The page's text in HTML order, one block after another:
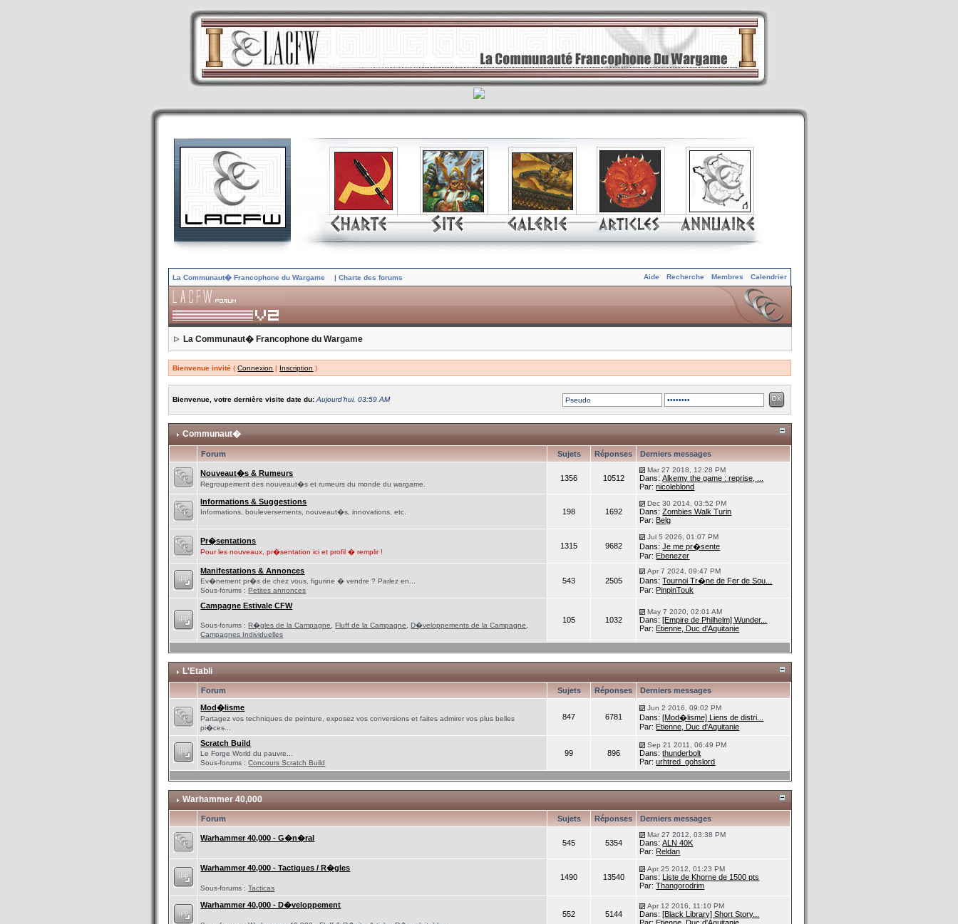
La Communaut� Francophone du Wargame | Charte des forums Aide Recherche Membres Calendrier
La Communaut� Francophone du Wargame
Bienvenue invité (Connexion | Inscription )
Bienvenue, votre dernière visite date du:Aujourd'hui, 03:59 AM
Communaut�
Forum Sujets Réponses Derniers messages
Nouveaut�s & Rumeurs
Regroupement des nouveaut�s et rumeurs du monde du wargame.
1356 10512
Mar 27 2018, 12:28 PM
Dans:Alkemy the game : reprise, ...
Par:nicoleblond
Informations & Suggestions
Informations, bouleversements, nouveaut�s, innovations, etc. 198 1692
Dec 30 2014, 03:52 PM
Dans:Zombies Walk Turin
Par: Belg
Pr�sentations
Pour les nouveaux, pr�sentation ici et profil � remplir !
1315 9682
Jul 5 2026, 01:07 PM
Dans:Je me pr�sente
Par: Ebenezer
Manifestations & Annonces
Ev�nement pr�s de chez vous, figurine � vendre ? Parlez en...
Sous-forums :Petites annonces
543 2505
Apr 7 2024, 09:47 PM
Dans:Tournoi Tr�ne de Fer de Sou...
Par: PinpinTouk
Campagne Estivale CFW
Sous-forums :R�gles de la Campagne ,Fluff de la Campagne ,D�veloppements de la Campagne
Campagnes Individuelles
105 1032
May 7 2020, 02:01 AM
Dans:[Empire de Philhelm] Wunder...
Par: Etienne, Duc d'Aquitanie
L'Etabli
Forum Sujets Réponses
Derniers messages
Mod�lisme
Partagez vos techniques de peinture, exposez vos conversions et faites admirer vos plus belles
pi�ces...
847 6781
Jun 2 2016, 09:02 PM
Dans:[Mod�lisme] Liens de distri...
Par: Etienne, Duc d'Aquitanie
Scratch Build
Le Forge World du pauvre...
Sous-forums :Concours Scratch Build
99 896
Sep 21 2011, 06:49 PM
Dans:thunderbolt
Par:urhtred_gohslord
Warhammer 40,000
Forum Sujets Réponses Derniers messages
Warhammer 40,000 - G�n�ral
545 5354
Mar 27 2012, 03:38 PM
Dans:ALN 40K
Par: Reldan
Warhammer 40,000 - Tactiques / R�gles
Sous-forums :Tacticas
1490 13540
Apr 25 2012, 01:23 PM
Dans: Liste de Khorne de 1500 pts
Par:Thangorodrim
Warhammer 40,000 - D�veloppement
552 5144
Apr 12 2016, 11:10 PM
Dans:[Black Library] Short Story...